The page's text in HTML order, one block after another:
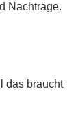
Nachträge.
das braucht